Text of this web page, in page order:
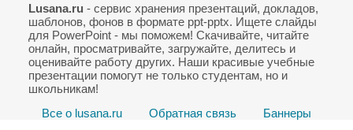
Lusana.ru - сервис хранения презентаций, докладов,
шаблонов, фонов в формате ppt-pptx. Ищете слайды
для PowerPoint - мы поможем! Скачивайте, читайте
онлайн, просматривайте, загружайте, делитесь и
оценивайте работу других. Наши красивые учебные
презентации помогут не только студентам, но и
школьникам!
Все о lusana.ru
Обратная связь Баннеры